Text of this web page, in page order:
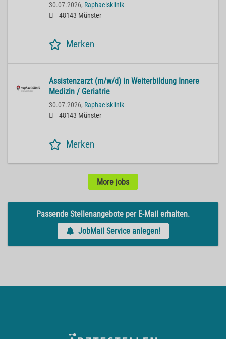
30.07.2026, Raphaelsklinik
48143 Münster
Merken
Assistenzarzt (m/w/d) in Weiterbildung Innere
Medizin / Geriatrie
30.07.2026, Raphaelsklinik
48143 Münster
Merken
More jobs
Passende Stellenangebote per E-Mail erhalten.
JobMail Service anlegen!